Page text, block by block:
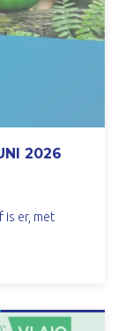
2026
is er, met